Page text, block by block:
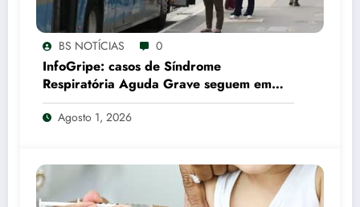
BS NOTÍCIAS 0
InfoGripe: casos de Síndrome
Respiratória Aguda Grave seguem em
queda na maior parte do Brasil
Agosto 1, 2026